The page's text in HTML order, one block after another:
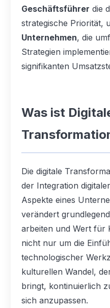
Geschäftsführer die
strategische Priorität,
Unternehmen, die
Strategien
signifikanten
Was ist
Die digitale
der Integration
Aspekte eines
verändert
arbeiten und Wert für
nicht nur um die
technologischer
kulturellen Wandel,
bringt, kontinuierlich
sich anzupassen.